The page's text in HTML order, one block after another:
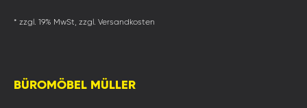
* zzgl. 19% MwSt, zzgl. Versandkosten
BÜROMÖBEL MÜLLER